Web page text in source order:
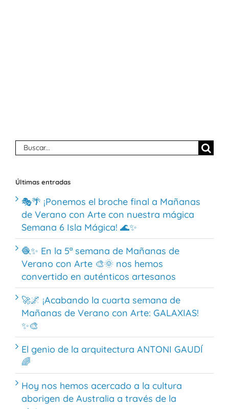
Buscar:
Últimas entradas
🎭🌴 ¡Ponemos el broche final a Mañanas
de Verano con Arte con nuestra mágica
Semana 6 Isla Mágica! 🌊✨
🧶✨ En la 5ª semana de Mañanas de
Verano con Arte 🎨🌞 nos hemos
convertido en auténticos artesanos
🚀🌌 ¡Acabando la cuarta semana de
Mañanas de Verano con Arte: GALAXIAS!
✨🎨
El genio de la arquitectura ANTONI GAUDÍ
🌈
Hoy nos hemos acercado a la cultura
aborigen de Australia a través de la